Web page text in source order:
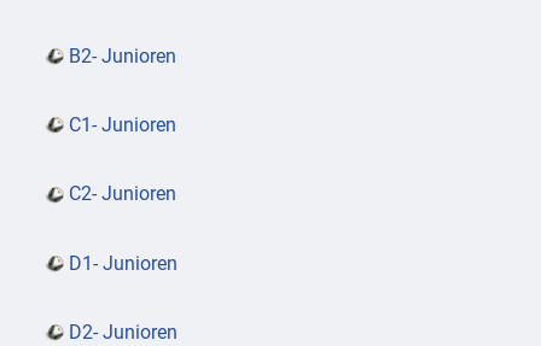
B2- Junioren
C1- Junioren
C2- Junioren
D1- Junioren
D2- Junioren